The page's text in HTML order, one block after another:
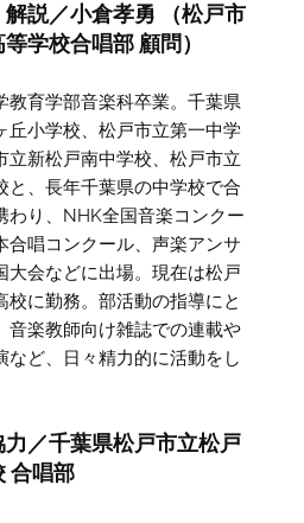
説／小倉孝勇 （松戸市
学校合唱部 顧問）
育学部音楽科卒業。千葉県
丘小学校、松戸市立第一中学
立新松戸南中学校、松戸市立
と、長年千葉県の中学校で合
わり、NHK全国音楽コンクー
合唱コンクール、声楽アンサ
大会などに出場。現在は松戸
校に勤務。部活動の指導にと
音楽教師向け雑誌での連載や
など、日々精力的に活動をし
／千葉県松戸市立松戸
合唱部